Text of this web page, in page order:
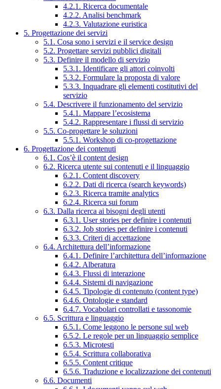
4.2.1. Ricerca documentale
4.2.2. Analisi benchmark
4.2.3. Valutazione euristica
5. Progettazione dei servizi
5.1. Cosa sono i servizi e il service design
5.2. Progettare servizi pubblici digitali
5.3. Definire il modello di servizio
5.3.1. Identificare gli attori coinvolti
5.3.2. Formulare la proposta di valore
5.3.3. Inquadrare gli elementi costitutivi del
servizio
5.4. Descrivere il funzionamento del servizio
5.4.1. Mappare l’ecosistema
5.4.2. Rappresentare i flussi di servizio
5.5. Co-progettare le soluzioni
5.5.1. Workshop di co-progettazione
6. Progettazione dei contenuti
6.1. Cos’è il content design
6.2. Ricerca utente sui contenuti e il linguaggio
6.2.1. Content discovery
6.2.2. Dati di ricerca (search keywords)
6.2.3. Ricerca tramite analytics
6.2.4. Ricerca sui forum
6.3. Dalla ricerca ai bisogni degli utenti
6.3.1. User stories per definire i contenuti
6.3.2. Job stories per definire i contenuti
6.3.3. Criteri di accettazione
6.4. Architettura dell’informazione
6.4.1. Definire l’architettura dell’informazione
6.4.2. Alberatura
6.4.3. Flussi di interazione
6.4.4. Sistemi di navigazione
6.4.5. Tipologie di contenuto (content type)
6.4.6. Ontologie e standard
6.4.7. Vocabolari controllati e tassonomie
6.5. Scrittura e linguaggio
6.5.1. Come leggono le persone sul web
6.5.2. Le regole per un linguaggio semplice
6.5.3. Microtesti
6.5.4. Scrittura collaborativa
6.5.5. Content critique
6.5.6. Traduzione e localizzazione dei contenuti
6.6. Documenti